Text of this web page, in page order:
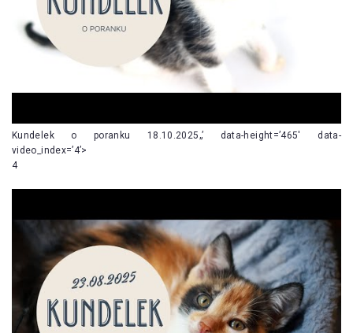
Kundelek o poranku 18.10.2025„’ data-height=’465′ data-
video_index=’4’>
4